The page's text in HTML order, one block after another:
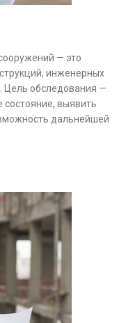
— это
инженерных
Цель обследования —
состояние, выявить
дальнейшей